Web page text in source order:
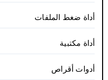
أداة ضغط الملفات
أداة مكتبية
أدوات أقراص